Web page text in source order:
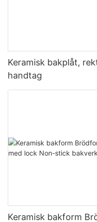
Keramisk bakplåt,
handtag
Keramisk bakform